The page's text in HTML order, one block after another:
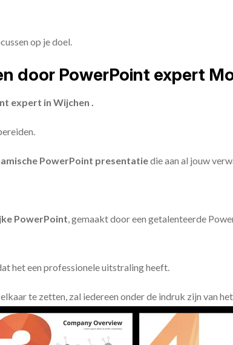
op je doel.
door PowerPoint expert
expert in Wijchen .
PowerPoint presentatiedie aan al jouw
PowerPoint, gemaakt door een getalenteerde
het een professionele uitstraling heeft.
te zetten, zal iedereen onder de indruk zijn van